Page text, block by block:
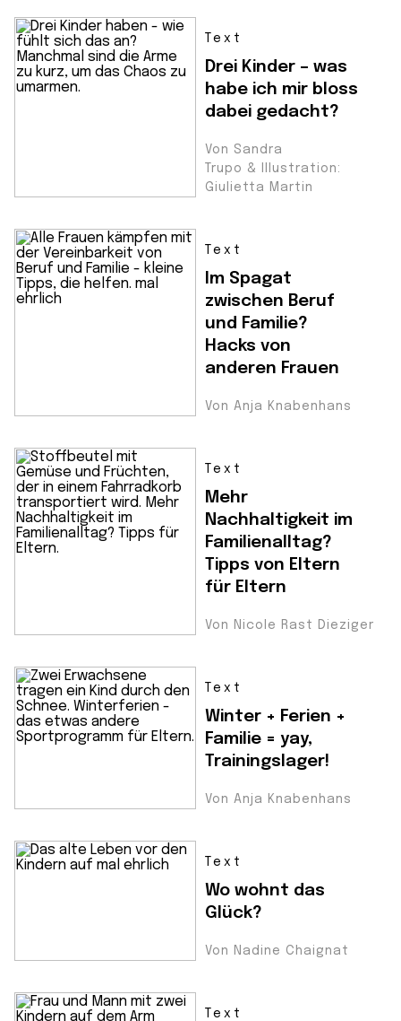
Text
Drei Kinder – was
habe ich mir bloss
dabei gedacht?
Von Sandra
Trupo & Illustration:
Giulietta Martin
Text
Im Spagat
zwischen Beruf
und Familie?
Hacks von
anderen Frauen
Von Anja Knabenhans
Text
Mehr
Nachhaltigkeit im
Familienalltag?
Tipps von Eltern
für Eltern
Von Nicole Rast Dieziger
Text
Winter + Ferien +
Familie = yay,
Trainingslager!
Von Anja Knabenhans
Text
Wo wohnt das
Glück?
Von Nadine Chaignat
Text